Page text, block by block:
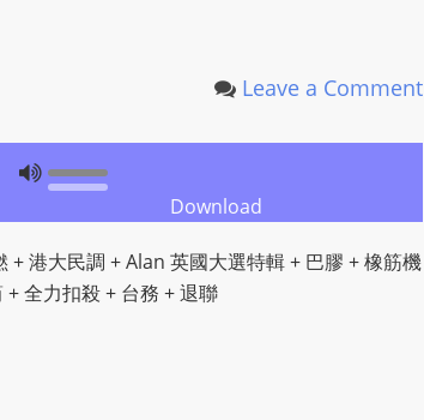
N
e
r
Leave a Comment
Download
港大民調 + Alan 英國大選特輯 + 巴膠 + 橡筋機
全力扣殺 + 台務 + 退聯